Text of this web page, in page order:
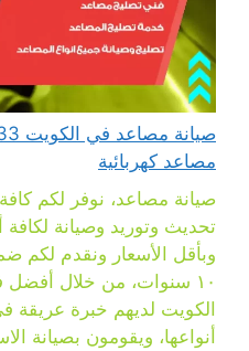
مصاعد كهربائية
صيانة مصاعد، نوفر لكم
تحديث وتوريد وصيانة لكافة
وبأقل الأسعار ونقدم لكم
١٠ سنوات، من خلال
الكويت لديهم خبرة عريقة
أنواعها، ويقومون بصيانة